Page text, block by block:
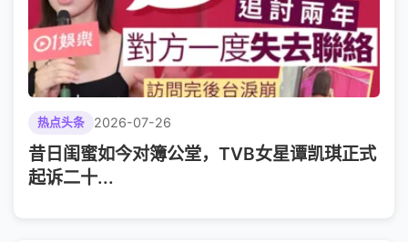
热点头条 2026-07-26
昔日闺蜜如今对簿公堂，TVB女星谭凯琪正式
起诉二十...